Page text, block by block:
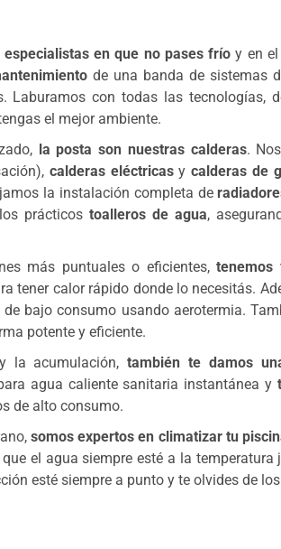
especialistas en que no pases frío y en
de una banda de sistemas
Laburamos con todas las tecnologías,
el mejor ambiente.
la posta son nuestras calderas.
calderas eléctricasycalderas de
la instalación completa de
prácticostoalleros de agua,
más puntuales o eficientes,tenemos
tener calor rápido donde lo necesitás.
bajo consumo usando aerotermia.
potente y eficiente.
la acumulación,también te damos
agua caliente sanitaria instantánea y
de alto consumo.
somos expertos en climatizar tu
que el agua siempre esté a la
esté siempre a punto y te olvides de